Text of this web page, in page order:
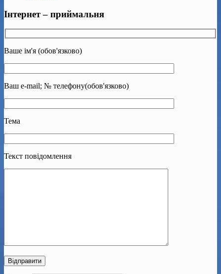
Інтернет – приймальня
Ваше ім'я (обов'язково)
Ваш e-mail; № телефону(обов'язково)
Тема
Текст повідомлення